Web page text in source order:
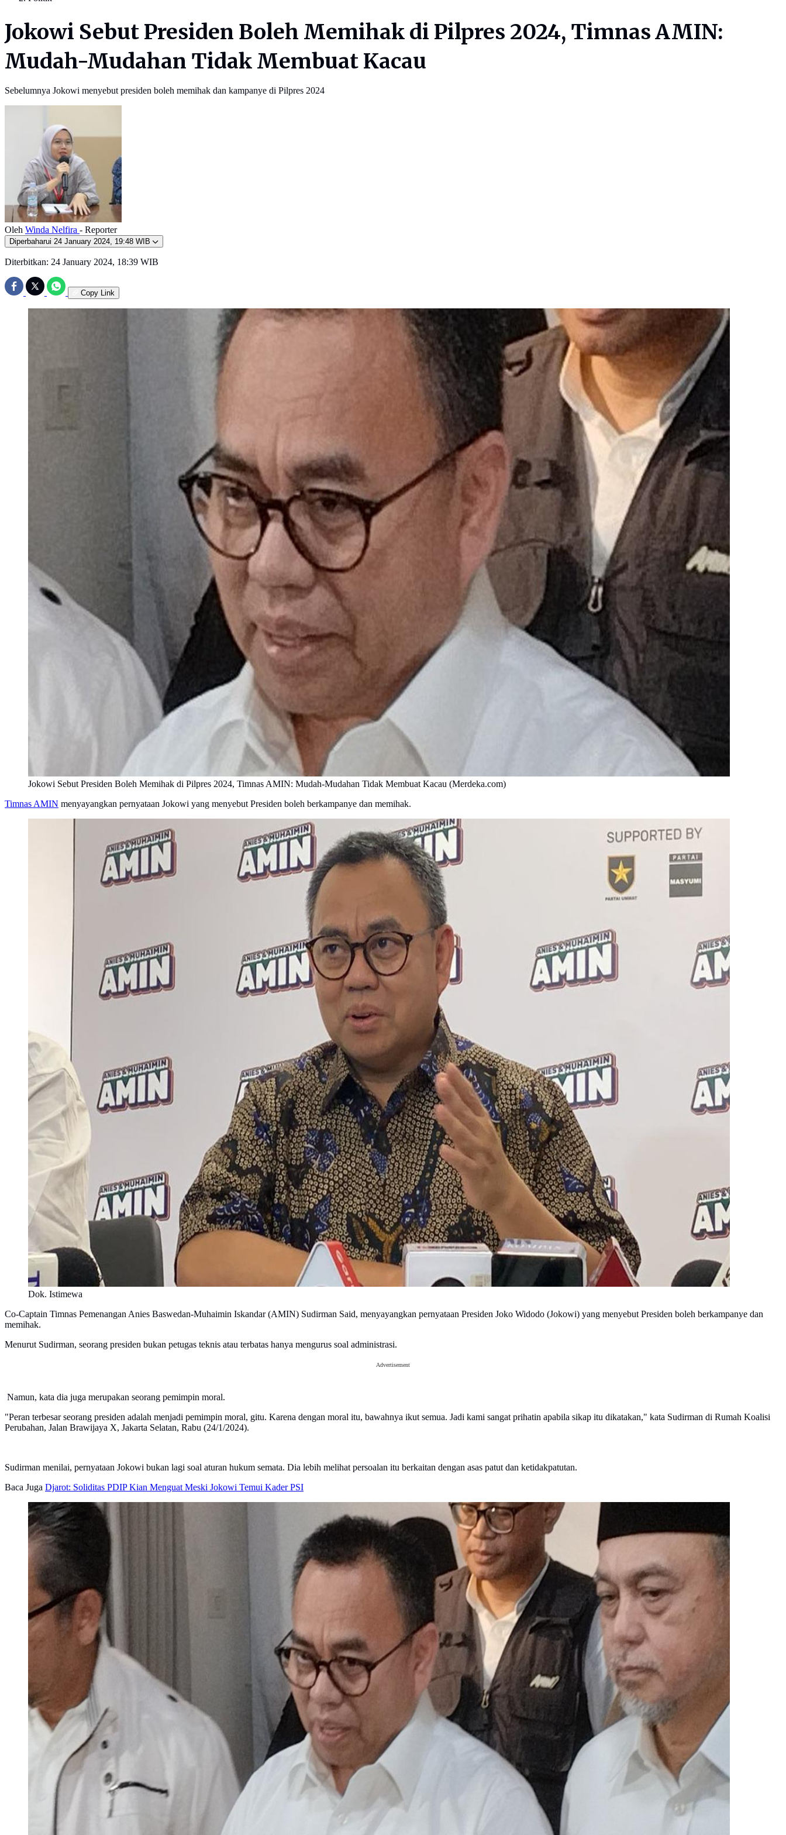
Jokowi Sebut Presiden Boleh Memihak di Pilpres 2024, Timnas AMIN:
Mudah-Mudahan Tidak Membuat Kacau
Sebelumnya Jokowi menyebut presiden boleh memihak dan kampanye di Pilpres 2024
Oleh Winda Nelfira - Reporter
Diperbaharui 24 January 2024, 19:48 WIB
Diterbitkan: 24 January 2024, 18:39 WIB
Copy Link
Jokowi Sebut Presiden Boleh Memihak di Pilpres 2024, Timnas AMIN: Mudah-Mudahan Tidak Membuat Kacau (Merdeka.com)
Timnas AMIN menyayangkan pernyataan Jokowi yang menyebut Presiden boleh berkampanye dan memihak.
Dok. Istimewa
Co-Captain Timnas Pemenangan Anies Baswedan-Muhaimin Iskandar (AMIN) Sudirman Said, menyayangkan pernyataan Presiden Joko Widodo (Jokowi) yang menyebut Presiden boleh berkampanye dan
memihak.
Menurut Sudirman, seorang presiden bukan petugas teknis atau terbatas hanya mengurus soal administrasi.
Advertisement
Namun, kata dia juga merupakan seorang pemimpin moral.
"Peran terbesar seorang presiden adalah menjadi pemimpin moral, gitu. Karena dengan moral itu, bawahnya ikut semua. Jadi kami sangat prihatin apabila sikap itu dikatakan," kata Sudirman di Rumah Koalisi
Perubahan, Jalan Brawijaya X, Jakarta Selatan, Rabu (24/1/2024).
Sudirman menilai, pernyataan Jokowi bukan lagi soal aturan hukum semata. Dia lebih melihat persoalan itu berkaitan dengan asas patut dan ketidakpatutan.
Baca Juga Djarot: Soliditas PDIP Kian Menguat Meski Jokowi Temui Kader PSI